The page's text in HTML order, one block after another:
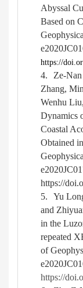
Abyssal
Based on
https://
4.
Ze-
Zhang,
Wenhu
Dynamics
Coastal
Obtained
https://
5.
Yu
and
in the
repeated
of
https://